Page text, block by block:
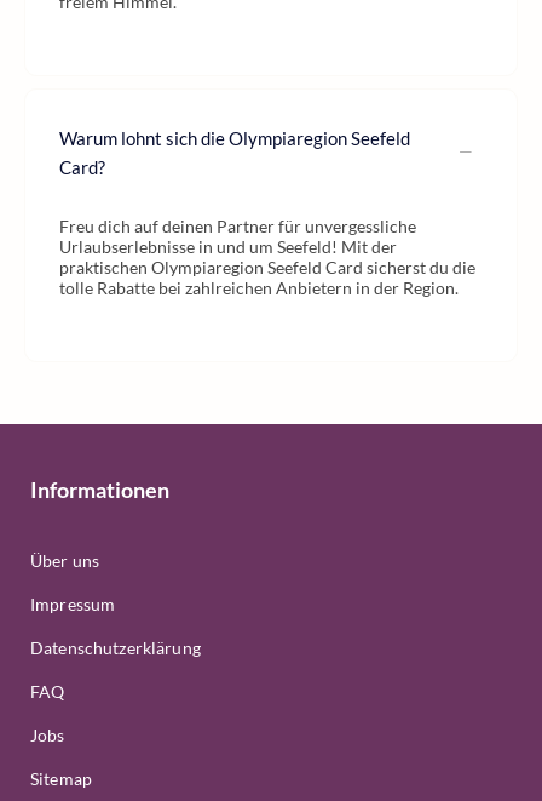
Warum lohnt sich die Olympiaregion Seefeld
Card?
Freu dich auf deinen Partner für unvergessliche
Urlaubserlebnisse in und um Seefeld! Mit der
praktischen Olympiaregion Seefeld Card sicherst du die
tolle Rabatte bei zahlreichen Anbietern in der Region.
Informationen
Über uns
Impressum
Datenschutzerklärung
FAQ
Jobs
Sitemap